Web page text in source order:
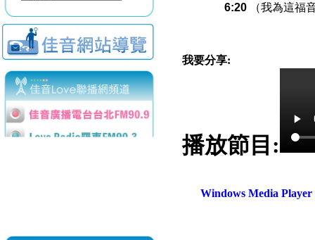
6:20（我為這福
我要分享:
播放節目:
Windows Media